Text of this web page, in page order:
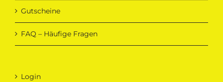
Gutscheine
FAQ – Häufige Fragen
Login